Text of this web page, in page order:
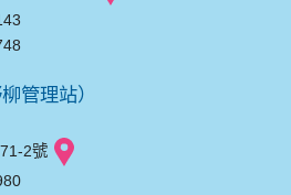
管理站）
2號